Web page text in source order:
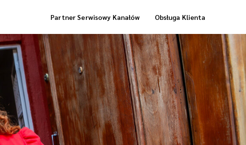
Usługi Magazynowe
Dostawa Zrealizowanych Zamówień
Dostawa „Cool Box”
Partner Serwisowy Kanałów Obsługa Klienta